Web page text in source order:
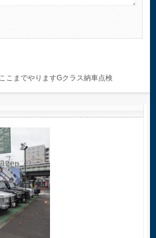
ここまでやりますGクラス納車点検